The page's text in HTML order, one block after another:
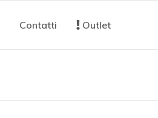
Contatti Outlet